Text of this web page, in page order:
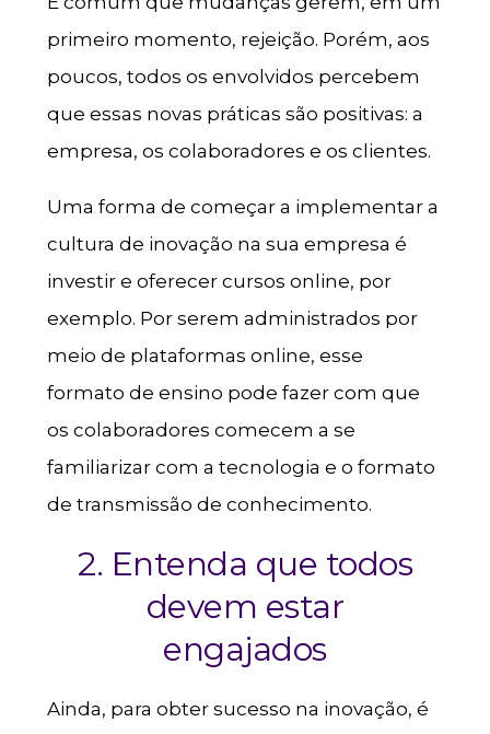
primeiro momento, rejeição. Porém, aos
poucos, todos os envolvidos percebem
que essas novas práticas são positivas: a
empresa, os colaboradores e os clientes.
Uma forma de começar a implementar a
cultura de inovação na sua empresa é
investir e oferecer cursos online, por
exemplo. Por serem administrados por
meio de plataformas online, esse
formato de ensino pode fazer com que
os colaboradores comecem a se
familiarizar com a tecnologia e o formato
de transmissão de conhecimento.
2. Entenda que todos
devem estar
engajados
Ainda, para obter sucesso na inovação, é